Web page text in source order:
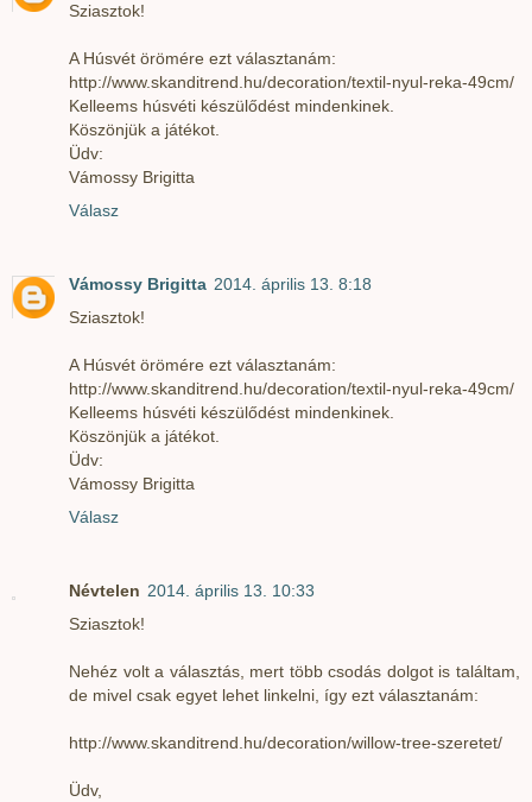
Sziasztok!
A Húsvét örömére ezt választanám:
http://www.skanditrend.hu/decoration/textil-nyul-reka-49cm/
Kelleems húsvéti készülődést mindenkinek.
Köszönjük a játékot.
Üdv:
Vámossy Brigitta
Válasz
Vámossy Brigitta 2014. április 13. 8:18
Sziasztok!
A Húsvét örömére ezt választanám:
http://www.skanditrend.hu/decoration/textil-nyul-reka-49cm/
Kelleems húsvéti készülődést mindenkinek.
Köszönjük a játékot.
Üdv:
Vámossy Brigitta
Válasz
Névtelen 2014. április 13. 10:33
Sziasztok!
Nehéz volt a választás, mert több csodás dolgot is találtam,
de mivel csak egyet lehet linkelni, így ezt választanám:
http://www.skanditrend.hu/decoration/willow-tree-szeretet/
Üdv,